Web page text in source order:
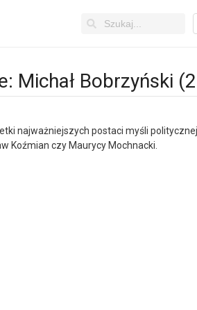
Michał Bobrzyński
najważniejszych postaci myśli
Koźmian czy Maurycy Mochnacki.